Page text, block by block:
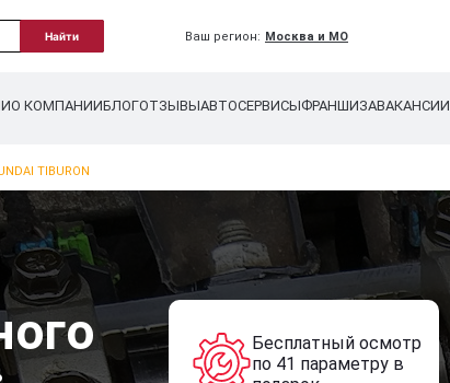
Найти Ваш регион: Москва и МО
О КОМПАНИИБЛОГОТЗЫВЫАВТОСЕРВИСЫФРАНШИЗАВАКАНСИИ
TIBURON
Бесплатный осмотр
по 41 параметру в